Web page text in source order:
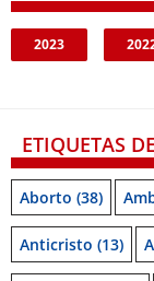
2023
ETIQUETAS
Aborto (38)
Anticristo (13)